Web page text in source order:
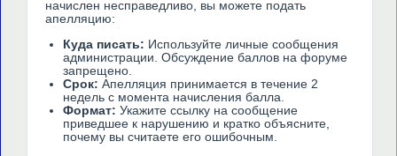
начислен несправедливо, вы можете подать
апелляцию:
Куда писать: Используйте личные сообщения
администрации. Обсуждение баллов на форуме
запрещено.
Срок: Апелляция принимается в течение 2
недель с момента начисления балла.
Формат: Укажите ссылку на сообщение
приведшее к нарушению и кратко объясните,
почему вы считаете его ошибочным.